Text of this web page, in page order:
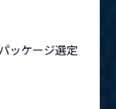
ッケージ選定